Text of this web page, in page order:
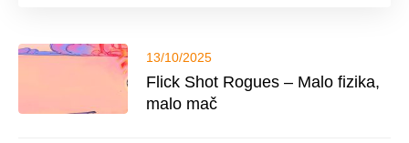
13/10/2025
Flick Shot Rogues – Malo fizika,
malo mač